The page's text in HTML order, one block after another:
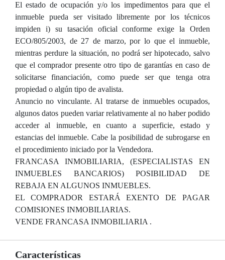
El estado de ocupación y/o los impedimentos para que el
inmueble pueda ser visitado libremente por los técnicos
impiden i) su tasación oficial conforme exige la Orden
ECO/805/2003, de 27 de marzo, por lo que el inmueble,
mientras perdure la situación, no podrá ser hipotecado, salvo
que el comprador presente otro tipo de garantías en caso de
solicitarse financiación, como puede ser que tenga otra
propiedad o algún tipo de avalista.
Anuncio no vinculante. Al tratarse de inmuebles ocupados,
algunos datos pueden variar relativamente al no haber podido
acceder al inmueble, en cuanto a superficie, estado y
estancias del inmueble. Cabe la posibilidad de subrogarse en
el procedimiento iniciado por la Vendedora.
FRANCASA INMOBILIARIA, (ESPECIALISTAS EN
INMUEBLES BANCARIOS) POSIBILIDAD DE
REBAJA EN ALGUNOS INMUEBLES.
EL COMPRADOR ESTARÁ EXENTO DE PAGAR
COMISIONES INMOBILIARIAS.
VENDE FRANCASA INMOBILIARIA .
Características